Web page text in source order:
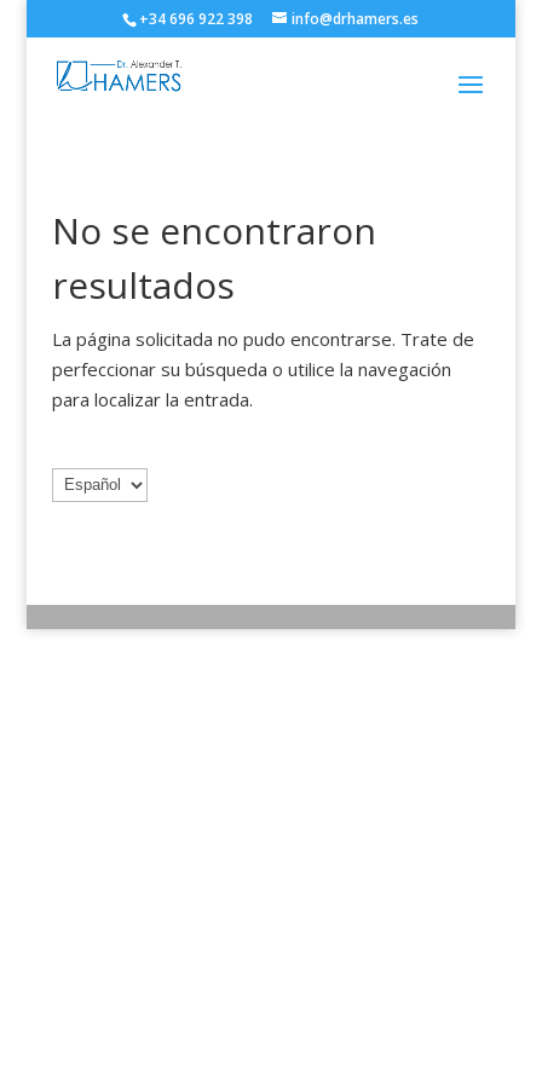
+34 696 922 398 info@drhamers.es
No se encontraron
resultados
La página solicitada no pudo encontrarse. Trate de
perfeccionar su búsqueda o utilice la navegación
para localizar la entrada.
Elegir